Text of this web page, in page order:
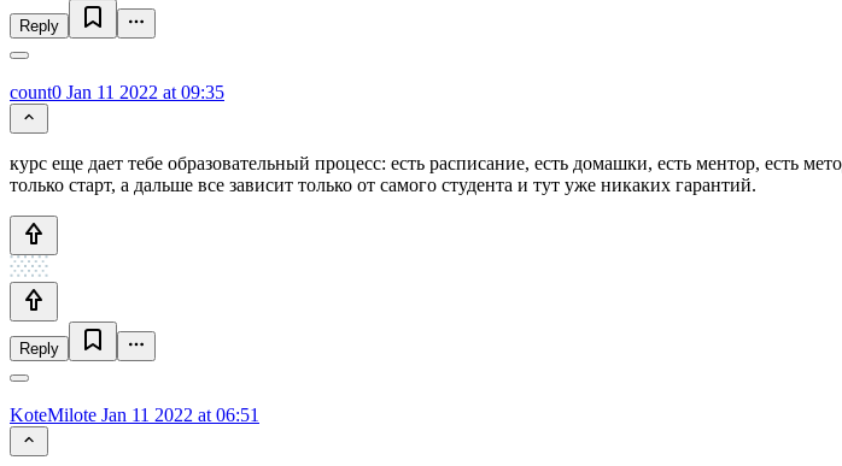
Reply
count0 Jan 11 2022 at 09:35
курс еще дает тебе образовательный процесс: есть расписание, есть домашки, есть ментор, есть
только старт, а дальше все зависит только от самого студента и тут уже никаких гарантий.
Reply
KoteMilote Jan 11 2022 at 06:51